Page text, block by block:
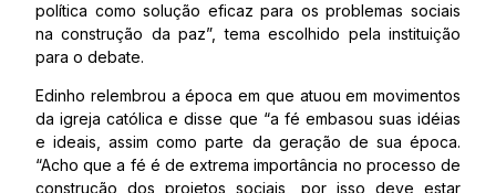
política como solução eficaz para os problemas sociais
na construção da paz”, tema escolhido pela instituição
para o debate.
Edinho relembrou a época em que atuou em movimentos
da igreja católica e disse que “a fé embasou suas idéias
e ideais, assim como parte da geração de sua época.
“Acho que a fé é de extrema importância no processo de
construção dos projetos sociais, por isso deve estar